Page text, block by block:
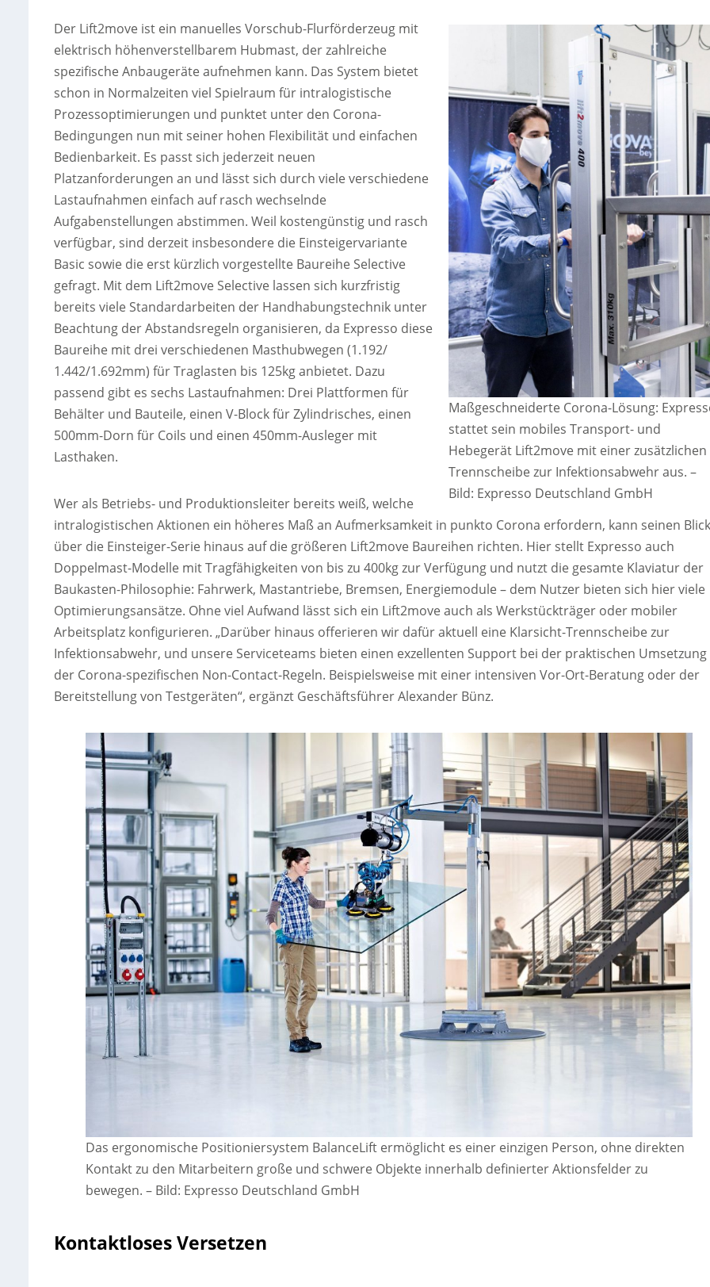
Maßgeschneiderte Corona-Lösung:
stattet sein mobiles Transport- und
Hebegerät Lift2move mit einer zusätzlichen
Trennscheibe zur Infektionsabwehr aus. –
Bild: Expresso Deutschland GmbH
Der Lift2move ist ein manuelles Vorschub-Flurförderzeug mit
elektrisch höhenverstellbarem Hubmast, der zahlreiche
spezifische Anbaugeräte aufnehmen kann. Das System bietet
schon in Normalzeiten viel Spielraum für intralogistische
Prozessoptimierungen und punktet unter den Corona-
Bedingungen nun mit seiner hohen Flexibilität und einfachen
Bedienbarkeit. Es passt sich jederzeit neuen
Platzanforderungen an und lässt sich durch viele verschiedene
Lastaufnahmen einfach auf rasch wechselnde
Aufgabenstellungen abstimmen. Weil kostengünstig und rasch
verfügbar, sind derzeit insbesondere die Einsteigervariante
Basic sowie die erst kürzlich vorgestellte Baureihe Selective
gefragt. Mit dem Lift2move Selective lassen sich kurzfristig
bereits viele Standardarbeiten der Handhabungstechnik unter
Beachtung der Abstandsregeln organisieren, da Expresso diese
Baureihe mit drei verschiedenen Masthubwegen (1.192/
1.442/1.692mm) für Traglasten bis 125kg anbietet. Dazu
passend gibt es sechs Lastaufnahmen: Drei Plattformen für
Behälter und Bauteile, einen V-Block für Zylindrisches, einen
500mm-Dorn für Coils und einen 450mm-Ausleger mit
Lasthaken.
Wer als Betriebs- und Produktionsleiter bereits weiß, welche
intralogistischen Aktionen ein höheres Maß an Aufmerksamkeit in punkto Corona erfordern, kann seinen Blick
über die Einsteiger-Serie hinaus auf die größeren Lift2move Baureihen richten. Hier stellt Expresso auch
Doppelmast-Modelle mit Tragfähigkeiten von bis zu 400kg zur Verfügung und nutzt die gesamte Klaviatur der
Baukasten-Philosophie: Fahrwerk, Mastantriebe, Bremsen, Energiemodule – dem Nutzer bieten sich hier viele
Optimierungsansätze. Ohne viel Aufwand lässt sich ein Lift2move auch als Werkstückträger oder mobiler
Arbeitsplatz konfigurieren. „Darüber hinaus offerieren wir dafür aktuell eine Klarsicht-Trennscheibe zur
Infektionsabwehr, und unsere Serviceteams bieten einen exzellenten Support bei der praktischen Umsetzung
der Corona-spezifischen Non-Contact-Regeln. Beispielsweise mit einer intensiven Vor-Ort-Beratung oder der
Bereitstellung von Testgeräten“, ergänzt Geschäftsführer Alexander Bünz.
Das ergonomische Positioniersystem BalanceLift ermöglicht es einer einzigen Person, ohne direkten
Kontakt zu den Mitarbeitern große und schwere Objekte innerhalb definierter Aktionsfelder zu
bewegen. – Bild: Expresso Deutschland GmbH
Kontaktloses Versetzen